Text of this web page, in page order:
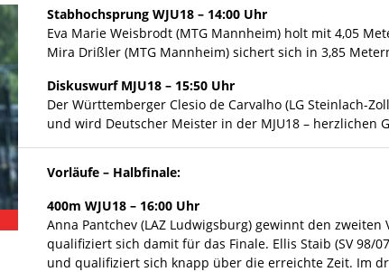
Stabhochsprung WJU18 – 14:00 Uhr
Eva Marie Weisbrodt (MTG Mannheim) holt mit 4,05
Mira Drißler (MTG Mannheim) sichert sich in 3,85
Diskuswurf MJU18 – 15:50 Uhr
Der Württemberger Clesio de Carvalho (LG Steinlach-
und wird Deutscher Meister in der MJU18 – herzlichen
Vorläufe – Halbfinale:
400m WJU18 – 16:00 Uhr
Anna Pantchev (LAZ Ludwigsburg) gewinnt den
qualifiziert sich damit für das Finale. Ellis Staib (SV 98/
und qualifiziert sich knapp über die erreichte Zeit. Im